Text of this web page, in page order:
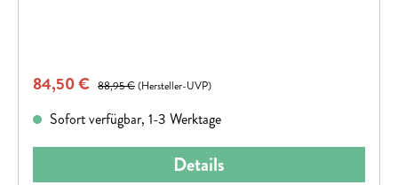
Verkaufspreis:
84,50 € Regulärer Preis:
88,95 €(Hersteller-UVP)
Sofort verfügbar, 1-3 Werktage
Details